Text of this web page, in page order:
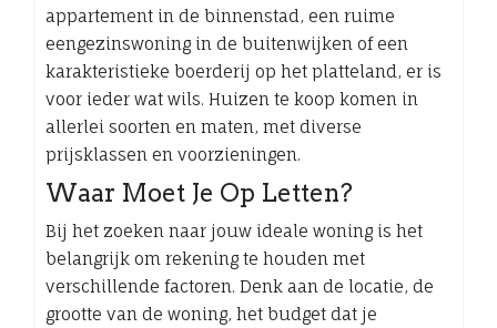
appartement in de binnenstad, een ruime
eengezinswoning in de buitenwijken of een
karakteristieke boerderij op het platteland, er is
voor ieder wat wils. Huizen te koop komen in
allerlei soorten en maten, met diverse
prijsklassen en voorzieningen.
Waar Moet Je Op Letten?
Bij het zoeken naar jouw ideale woning is het
belangrijk om rekening te houden met
verschillende factoren. Denk aan de locatie, de
grootte van de woning, het budget dat je